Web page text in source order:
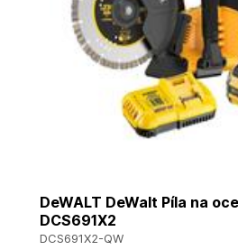
DeWALT DeWalt Píla na
DCS691X2
DCS691X2-QW